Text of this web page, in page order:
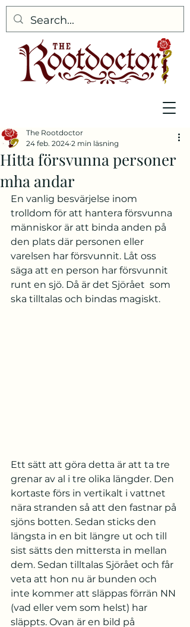
Hitta försvunna personer
mha andar
The Rootdoctor
24 feb. 2024 2 min läsning
En vanlig besvärjelse inom
trolldom för att hantera försvunna
människor är att binda anden på
den plats där personen eller
varelsen har försvunnit. Låt oss
säga att en person har försvunnit
runt en sjö. Då är det Sjörået  som
ska tilltalas och bindas magiskt.
Ett sätt att göra detta är att ta tre
grenar av al i tre olika längder. Den
kortaste förs in vertikalt i vattnet
nära stranden så att den fastnar på
sjöns botten. Sedan sticks den
längsta in en bit längre ut och till
sist sätts den mittersta in mellan
dem. Sedan tilltalas Sjörået och får
veta att hon nu är bunden och
inte kommer att släppas förrän NN
(vad eller vem som helst) har
släppts. Ovan är en bild på